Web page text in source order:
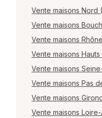
Vente maisons Nord
Vente maisons
Vente maisons
Vente maisons
Vente maisons
Vente maisons Pas
Vente maisons
Vente maisons